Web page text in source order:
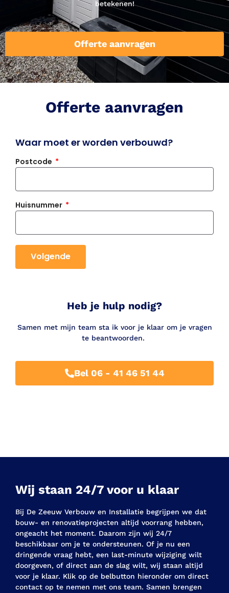
betekenen!
Offerte aanvragen
Offerte aanvragen
Waar moet er worden verbouwd?
Postcode
Huisnummer
Volgende
Heb je hulp nodig?
Samen met mijn team sta ik voor je klaar om jevragen
te beantwoorden.
Bel 06 - 41 46 51 44
Wij staan 24/7 voor u klaar
Bij De Zeeuw Verbouw en Installatie begrijpen we dat
bouw- en renovatieprojecten altijd voorrang hebben,
ongeacht het moment. Daarom zijn wij 24/7
beschikbaar om je te ondersteunen. Of je nu een
dringende vraag hebt, een last-minute wijziging wilt
doorgeven, of direct aan de slag wilt, wij staan altijd
voor je klaar. Klik op de belbutton hieronder om direct
contact op te nemen met ons team. Samen brengen